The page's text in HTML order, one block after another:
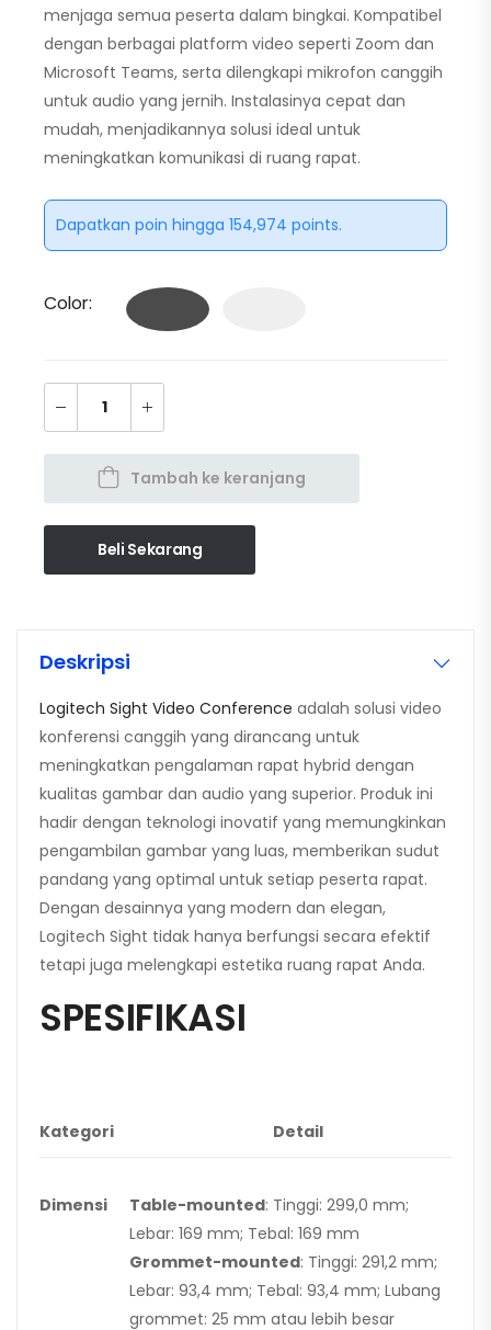
menjaga semua peserta dalam bingkai. Kompatibel
dengan berbagai platform video seperti Zoom dan
Microsoft Teams, serta dilengkapi mikrofon canggih
untuk audio yang jernih. Instalasinya cepat dan
mudah, menjadikannya solusi ideal untuk
meningkatkan komunikasi di ruang rapat.
Dapatkan poin hingga 154,974 points.
Color
Tambah ke keranjang
Beli Sekarang
Deskripsi
Logitech Sight Video Conference adalah solusi video
konferensi canggih yang dirancang untuk
meningkatkan pengalaman rapat hybrid dengan
kualitas gambar dan audio yang superior. Produk ini
hadir dengan teknologi inovatif yang memungkinkan
pengambilan gambar yang luas, memberikan sudut
pandang yang optimal untuk setiap peserta rapat.
Dengan desainnya yang modern dan elegan,
Logitech Sight tidak hanya berfungsi secara efektif
tetapi juga melengkapi estetika ruang rapat Anda.
SPESIFIKASI
Kategori Detail
Dimensi Table-mounted: Tinggi: 299,0 mm;
Lebar: 169 mm; Tebal: 169 mm
Grommet-mounted: Tinggi: 291,2 mm;
Lebar: 93,4 mm; Tebal: 93,4 mm; Lubang
grommet: 25 mm atau lebih besar